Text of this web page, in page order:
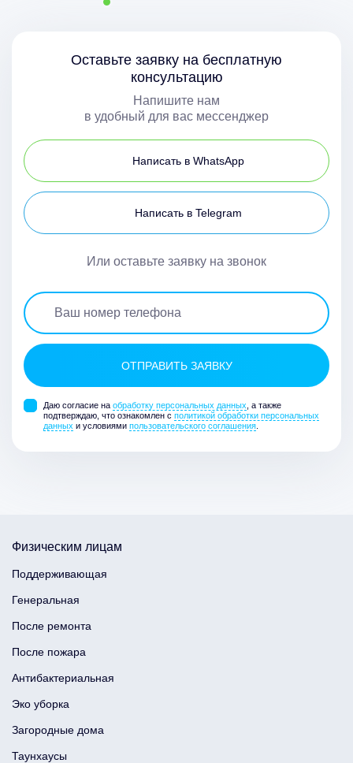
Оставьте заявку на бесплатную
консультацию
Напишите нам
в удобный для вас мессенджер
Написать в WhatsApp
Написать в Telegram
Или оставьте заявку на звонок
Даю согласие на обработку персональных данных , а также
подтверждаю, что ознакомлен с политикой обработки персональных
данных и условиями пользовательского соглашения
Физическим лицам
Поддерживающая
Генеральная
После ремонта
После пожара
Антибактериальная
Эко уборка
Загородные дома
Таунхаусы